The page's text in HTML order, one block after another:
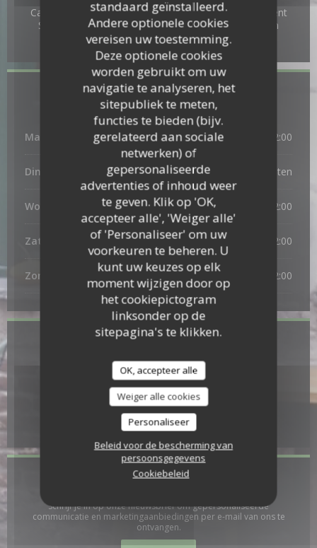
standaard geïnstalleerd.
Andere optionele cookies
vereisen uw toestemming.
Deze optionele cookies
worden gebruikt om uw
navigatie te analyseren, het
sitepubliek te meten,
functies te bieden (bijv.
gerelateerd aan sociale
netwerken) of
gepersonaliseerde
advertenties of inhoud weer
te geven. Klik op 'OK,
accepteer alle', 'Weiger alle'
of 'Personaliseer' om uw
voorkeuren te beheren. U
kunt uw keuzes op elk
moment wijzigen door op
het cookiepictogram
linksonder op de
sitepagina's te klikken.
OK, accepteer alle
Weiger alle cookies
Personaliseer
Beleid voor de bescherming van
persoonsgegevens
Cookiebeleid
CashBancontact / Mister Cash, meester, Visa, Paiement
Sans ContactPaiement Sans Contact, restaurant van
Titres, Contant geld, Debetkaart
Openingstijden
Maandag 11:30 - 15:00 18:00 - 22:00
Dinsdag Gesloten
Woe 11:30 - 15:00 18:00 - 22:00
Zaterdag 11:30 - 22:00
Zondag 11:00 - 15:30 18:00 - 22:00
29 rue des Trois-Mollettes 59800 Lille
09 73 54 79 83
Facebook ((opent in een
Word op de hoogte gehouden
Schrijf je in op onze nieuwsbrief om gepersonaliseerde
communicatie en marketingaanbiedingen per e-mail van ons te
ontvangen.